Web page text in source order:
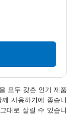
모두 갖춘 인기 제품
사용하기에 좋습니
대로 살릴 수 있습니